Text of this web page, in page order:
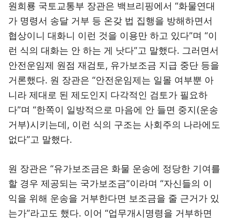
원희룡 국토교통부 장관은 백브리핑에서 “화물연대
가 명령서 송달 거부 등 온갖 법 집행을 방해하면서
협상이니 대화니 이런 것을 이용만 하고 있다”며 “이
런 식의 대화는 안 하는 게 낫다”고 말했다. 그러면서
안전운임제 원점 재검토, 유가보조금 지급 중단 등을
거론했다. 원 장관은 “안전운임제는 일몰 여부뿐 아
니라 제대로 된 제도인지 다각적인 검토가 필요하
다”며 “한쪽이 일방적으로 마음에 안 들면 중지(운송
거부)시키는데, 이런 식의 구조는 사회주의 나라에도
없다”고 말했다.
원 장관은 “유가보조금은 화물 운송에 정당한 기여를
할 경우 제공되는 국가보조금”이라며 “자신들의 이
익을 위해 운송을 거부한다면 보조금을 줄 근거가 있
는가”라고도 했다. 이어 “업무개시명령을 거부하면